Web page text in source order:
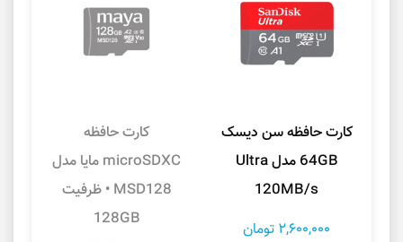
کارت حافظه سن دیسک
64GB مدل Ultra
120MB/s
2,600,000 تومان
کارت حافظه
microSDXC مایا مدل
MSD128 • ظرفیت
128GB